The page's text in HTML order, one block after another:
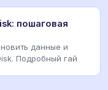
пошаговая
данные и
Подробный гай